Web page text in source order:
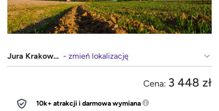
Jura Krakowsko-Częstochowska - zmień lokalizację
Cena: 3 448 zł
10k+ atrakcji i darmowa wymiana